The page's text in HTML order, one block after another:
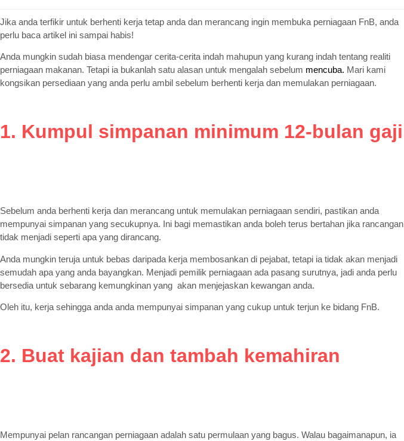
Jika anda terfikir untuk berhenti kerja tetap anda dan merancang ingin membuka perniagaan FnB, anda
perlu baca artikel ini sampai habis!
Anda mungkin sudah biasa mendengar cerita-cerita indah mahupun yang kurang indah tentang realiti
perniagaan makanan. Tetapi ia bukanlah satu alasan untuk mengalah sebelum mencuba. Mari kami
kongsikan persediaan yang anda perlu ambil sebelum berhenti kerja dan memulakan perniagaan.
1. Kumpul simpanan minimum 12-bulan gaji
Sebelum anda berhenti kerja dan merancang untuk memulakan perniagaan sendiri, pastikan anda
mempunyai simpanan yang secukupnya. Ini bagi memastikan anda boleh terus bertahan jika rancangan
tidak menjadi seperti apa yang dirancang.
Anda mungkin teruja untuk bebas daripada kerja membosankan di pejabat, tetapi ia tidak akan menjadi
semudah apa yang anda bayangkan. Menjadi pemilik perniagaan ada pasang surutnya, jadi anda perlu
bersedia untuk sebarang kemungkinan yang akan menjejaskan kewangan anda.
Oleh itu, kerja sehingga anda anda mempunyai simpanan yang cukup untuk terjun ke bidang FnB.
2. Buat kajian dan tambah kemahiran
Mempunyai pelan rancangan perniagaan adalah satu permulaan yang bagus. Walau bagaimanapun, ia